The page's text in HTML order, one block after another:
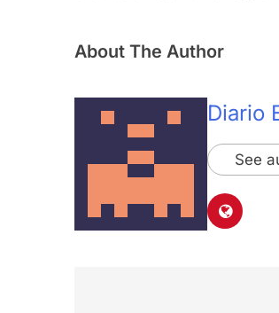
About The Author
Diario
See